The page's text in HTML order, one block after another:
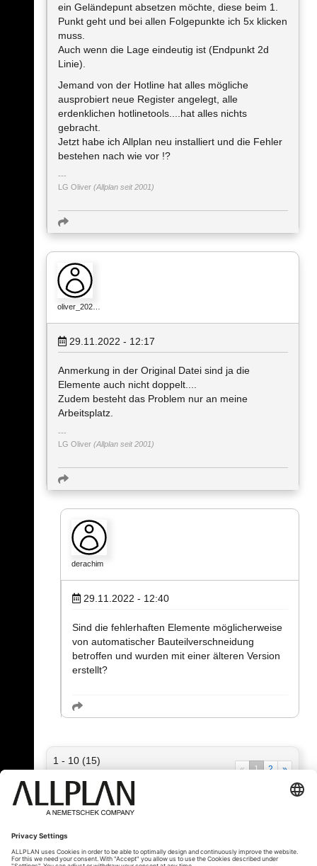
ein Geländepunt absetzen möchte, diese beim 1.
Punkt geht und bei allen Folgepunkte ich 5x klicken
muss.
Auch wenn die Lage eindeutig ist (Endpunkt 2d
Linie).
Jemand von der Hotline hat alles mögliche
ausprobiert neue Register angelegt, alle
erdenklichen hotlinetools....hat alles nichts
gebracht.
Jetzt habe ich Allplan neu installiert und die Fehler
bestehen nach wie vor !?
LG Oliver (Allplan seit 2001)
oliver_202…
29.11.2022 - 12:17
Anmerkung in der Original Datei sind ja die
Elemente auch nicht doppelt....
Zudem besteht das Problem nur an meine
Arbeitsplatz.
LG Oliver (Allplan seit 2001)
derachim
29.11.2022 - 12:40
Sind die fehlerhaften Elemente möglicherweise
von automatischer Bauteilverschneidung
betroffen und wurden mit einer älteren Version
erstellt?
1 - 10 (15)
« 1 2 »
« Zurück